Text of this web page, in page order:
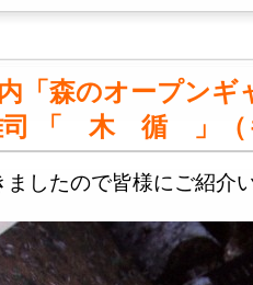
「森のオープンギ
「 木 循 」（
ましたので皆様にご紹介